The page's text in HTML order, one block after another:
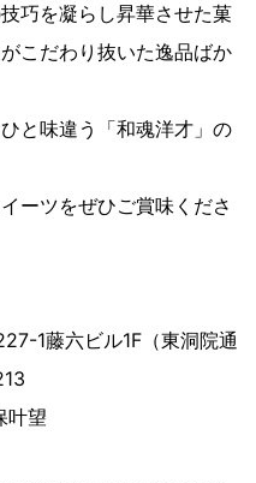
巧を凝らし昇華させた菓
こだわり抜いた逸品ばか
と味違う「和魂洋才」の
ーツをぜひご賞味くださ
1藤六ビル1F（東洞院通
望